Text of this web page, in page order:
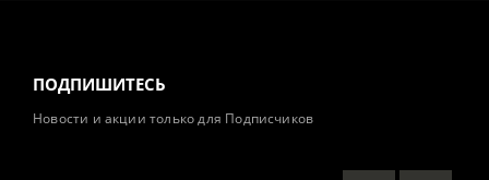
ПОДПИШИТЕСЬ
Новости и акции только для Подписчиков